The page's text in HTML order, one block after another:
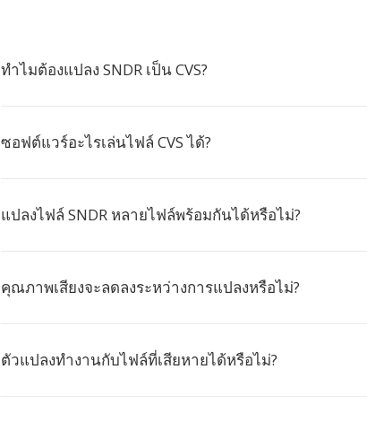
ทำไมต้องแปลง SNDR เป็น CVS?
ซอฟต์แวร์อะไรเล่นไฟล์ CVS ได้?
แปลงไฟล์ SNDR หลายไฟล์พร้อมกันได้หรือไม่?
คุณภาพเสียงจะลดลงระหว่างการแปลงหรือไม่?
ตัวแปลงทำงานกับไฟล์ที่เสียหายได้หรือไม่?